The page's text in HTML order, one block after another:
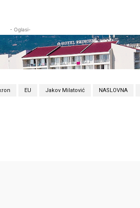
- Oglasi-
EU Jakov Milatović NASLOVNA